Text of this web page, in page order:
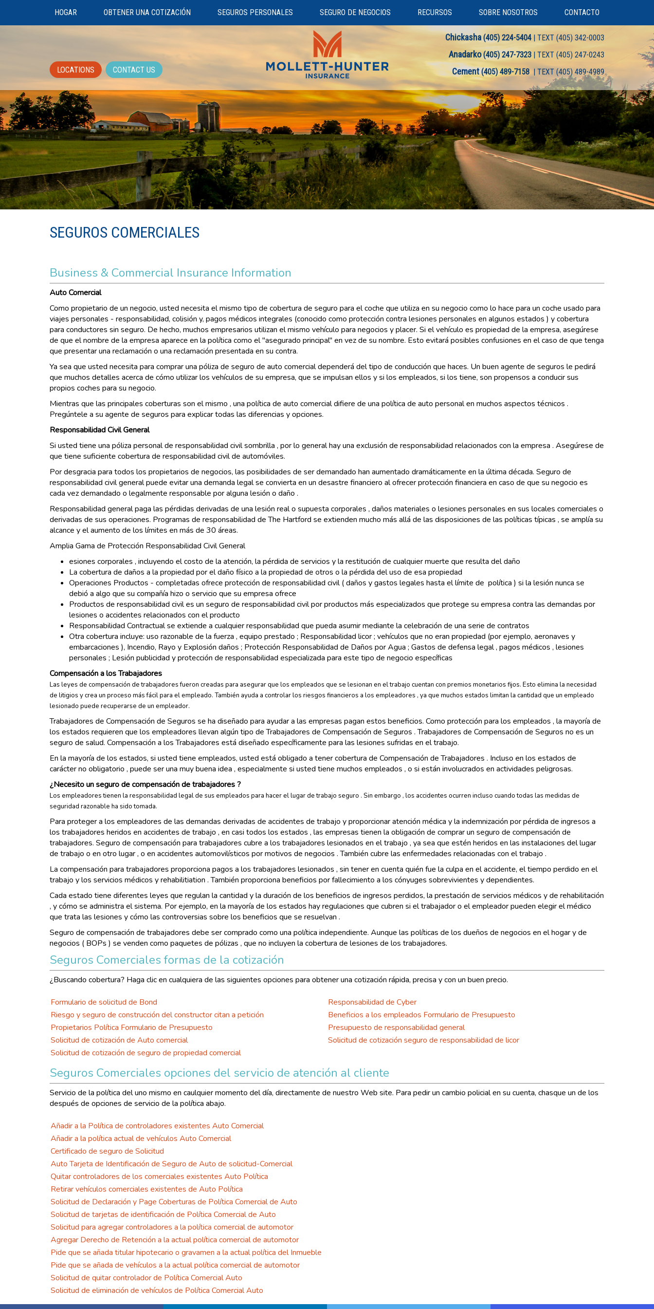
HOGAR OBTENER UNA COTIZACIÓN SEGUROS PERSONALES SEGURO DE NEGOCIOS RECURSOS SOBRE NOSOTROS CONTACTO
LOCATIONS CONTACT US
Chickasha (405) 224-5404 | TEXT (405) 342-0003
Anadarko (405) 247-7323 | TEXT (405) 247-0243
Cement (405) 489-7158 | TEXT (405) 489-4989
SEGUROS COMERCIALES
Business & Commercial Insurance Information
Auto Comercial
Como propietario de un negocio, usted necesita el mismo tipo de cobertura de seguro para el coche que utiliza en su negocio como lo hace para un coche usado para
viajes personales - responsabilidad, colisión y, pagos médicos integrales (conocido como protección contra lesiones personales en algunos estados ) y cobertura
para conductores sin seguro. De hecho, muchos empresarios utilizan el mismo vehículo para negocios y placer. Si el vehículo es propiedad de la empresa, asegúrese
de que el nombre de la empresa aparece en la política como el "asegurado principal" en vez de su nombre. Esto evitará posibles confusiones en el caso de que tenga
que presentar una reclamación o una reclamación presentada en su contra.
Ya sea que usted necesita para comprar una póliza de seguro de auto comercial dependerá del tipo de conducción que haces. Un buen agente de seguros le pedirá
que muchos detalles acerca de cómo utilizar los vehículos de su empresa, que se impulsan ellos y si los empleados, si los tiene, son propensos a conducir sus
propios coches para su negocio.
Mientras que las principales coberturas son el mismo , una política de auto comercial difiere de una política de auto personal en muchos aspectos técnicos .
Pregúntele a su agente de seguros para explicar todas las diferencias y opciones.
Responsabilidad Civil General
Si usted tiene una póliza personal de responsabilidad civil sombrilla , por lo general hay una exclusión de responsabilidad relacionados con la empresa . Asegúrese de
que tiene suficiente cobertura de responsabilidad civil de automóviles.
Por desgracia para todos los propietarios de negocios, las posibilidades de ser demandado han aumentado dramáticamente en la última década. Seguro de
responsabilidad civil general puede evitar una demanda legal se convierta en un desastre financiero al ofrecer protección financiera en caso de que su negocio es
cada vez demandado o legalmente responsable por alguna lesión o daño .
Responsabilidad general paga las pérdidas derivadas de una lesión real o supuesta corporales , daños materiales o lesiones personales en sus locales comerciales o
derivadas de sus operaciones. Programas de responsabilidad de The Hartford se extienden mucho más allá de las disposiciones de las políticas típicas , se amplía su
alcance y el aumento de los límites en más de 30 áreas.
Amplia Gama de Protección Responsabilidad Civil General
esiones corporales , incluyendo el costo de la atención, la pérdida de servicios y la restitución de cualquier muerte que resulta del daño
La cobertura de daños a la propiedad por el daño físico a la propiedad de otros o la pérdida del uso de esa propiedad
Operaciones Productos - completadas ofrece protección de responsabilidad civil ( daños y gastos legales hasta el límite de política ) si la lesión nunca se
debió a algo que su compañía hizo o servicio que su empresa ofrece
Productos de responsabilidad civil es un seguro de responsabilidad civil por productos más especializados que protege su empresa contra las demandas por
lesiones o accidentes relacionados con el producto
Responsabilidad Contractual se extiende a cualquier responsabilidad que pueda asumir mediante la celebración de una serie de contratos
Otra cobertura incluye: uso razonable de la fuerza , equipo prestado ; Responsabilidad licor ; vehículos que no eran propiedad (por ejemplo, aeronaves y
embarcaciones ), Incendio, Rayo y Explosión daños ; Protección Responsabilidad de Daños por Agua ; Gastos de defensa legal , pagos médicos , lesiones
personales ; Lesión publicidad y protección de responsabilidad especializada para este tipo de negocio específicas
Compensación a los Trabajadores
Las leyes de compensación de trabajadores fueron creadas para asegurar que los empleados que se lesionan en el trabajo cuentan con premios monetarios fijos. Esto elimina la necesidad
de litigios y crea un proceso más fácil para el empleado. También ayuda a controlar los riesgos financieros a los empleadores , ya que muchos estados limitan la cantidad que un empleado
lesionado puede recuperarse de un empleador.
Trabajadores de Compensación de Seguros se ha diseñado para ayudar a las empresas pagan estos beneficios. Como protección para los empleados , la mayoría de
los estados requieren que los empleadores llevan algún tipo de Trabajadores de Compensación de Seguros . Trabajadores de Compensación de Seguros no es un
seguro de salud. Compensación a los Trabajadores está diseñado específicamente para las lesiones sufridas en el trabajo.
En la mayoría de los estados, si usted tiene empleados, usted está obligado a tener cobertura de Compensación de Trabajadores . Incluso en los estados de
carácter no obligatorio , puede ser una muy buena idea , especialmente si usted tiene muchos empleados , o si están involucrados en actividades peligrosas.
¿Necesito un seguro de compensación de trabajadores ?
Los empleadores tienen la responsabilidad legal de sus empleados para hacer el lugar de trabajo seguro . Sin embargo , los accidentes ocurren incluso cuando todas las medidas de
seguridad razonable ha sido tomada.
Para proteger a los empleadores de las demandas derivadas de accidentes de trabajo y proporcionar atención médica y la indemnización por pérdida de ingresos a
los trabajadores heridos en accidentes de trabajo , en casi todos los estados , las empresas tienen la obligación de comprar un seguro de compensación de
trabajadores. Seguro de compensación para trabajadores cubre a los trabajadores lesionados en el trabajo , ya sea que estén heridos en las instalaciones del lugar
de trabajo o en otro lugar , o en accidentes automovilísticos por motivos de negocios . También cubre las enfermedades relacionadas con el trabajo .
La compensación para trabajadores proporciona pagos a los trabajadores lesionados , sin tener en cuenta quién fue la culpa en el accidente, el tiempo perdido en el
trabajo y los servicios médicos y rehabilitiation . También proporciona beneficios por fallecimiento a los cónyuges sobrevivientes y dependientes.
Cada estado tiene diferentes leyes que regulan la cantidad y la duración de los beneficios de ingresos perdidos, la prestación de servicios médicos y de rehabilitación
, y cómo se administra el sistema. Por ejemplo, en la mayoría de los estados hay regulaciones que cubren si el trabajador o el empleador pueden elegir el médico
que trata las lesiones y cómo las controversias sobre los beneficios que se resuelvan .
Seguro de compensación de trabajadores debe ser comprado como una política independiente. Aunque las políticas de los dueños de negocios en el hogar y de
negocios ( BOPs ) se venden como paquetes de pólizas , que no incluyen la cobertura de lesiones de los trabajadores.
Seguros Comerciales formas de la cotización
¿Buscando cobertura? Haga clic en cualquiera de las siguientes opciones para obtener una cotización rápida, precisa y con un buen precio.
Formulario de solicitud de Bond
Riesgo y seguro de construcción del constructor citan a petición
Propietarios Política Formulario de Presupuesto
Solicitud de cotización de Auto comercial
Solicitud de cotización de seguro de propiedad comercial
Responsabilidad de Cyber
Beneficios a los empleados Formulario de Presupuesto
Presupuesto de responsabilidad general
Solicitud de cotización seguro de responsabilidad de licor
Seguros Comerciales opciones del servicio de atención al cliente
Servicio de la política del uno mismo en caulquier momento del día, directamente de nuestro Web site. Para pedir un cambio policial en su cuenta, chasque un de los
después de opciones de servicio de la política abajo.
Añadir a la Política de controladores existentes Auto Comercial
Añadir a la política actual de vehículos Auto Comercial
Certificado de seguro de Solicitud
Auto Tarjeta de Identificación de Seguro de Auto de solicitud-Comercial
Quitar controladores de los comerciales existentes Auto Política
Retirar vehículos comerciales existentes de Auto Política
Solicitud de Declaración y Page Coberturas de Política Comercial de Auto
Solicitud de tarjetas de identificación de Política Comercial de Auto
Solicitud para agregar controladores a la política comercial de automotor
Agregar Derecho de Retención a la actual política comercial de automotor
Pide que se añada titular hipotecario o gravamen a la actual política del Inmueble
Pide que se añada de vehículos a la actual política comercial de automotor
Solicitud de quitar controlador de Política Comercial Auto
Solicitud de eliminación de vehículos de Política Comercial Auto